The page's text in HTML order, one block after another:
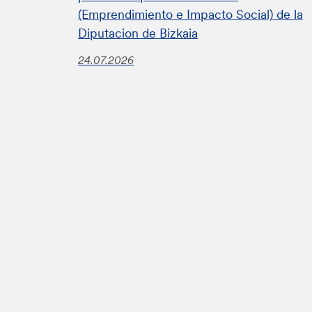
(Emprendimiento e Impacto Social) de la
Diputacion de Bizkaia
24.07.2026